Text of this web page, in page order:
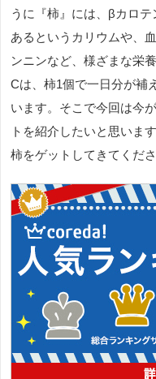
うに『柿』には、βカロ
あるというカリウムや、
ンニンなど、様ざまな栄
Cは、柿1個で一日分が補
います。そこで今回は今
トを紹介したいと思いま
柿をゲットしてきてくださ